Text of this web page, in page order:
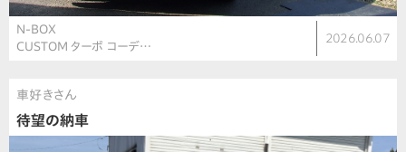
N-BOX
CUSTOM ターボ コーデ…
2026.06.07
車好きさん
待望の納車